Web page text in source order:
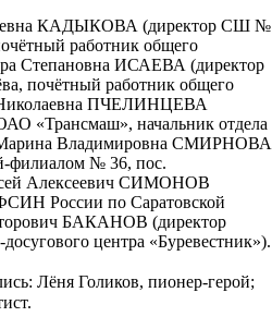
КАДЫКОВА (директор СШ №
работник общего
Степановна ИСАЕВА (директор
почётный работник общего
Николаевна ПЧЕЛИНЦЕВА
«Трансмаш», начальник отдела
Марина Владимировна СМИРНОВА
филиалом № 36, пос.
Алексеевич СИМОНОВ
России по Саратовской
БАКАНОВ (директор
центра «Буревестник»).
Лёня Голиков, пионер-герой;